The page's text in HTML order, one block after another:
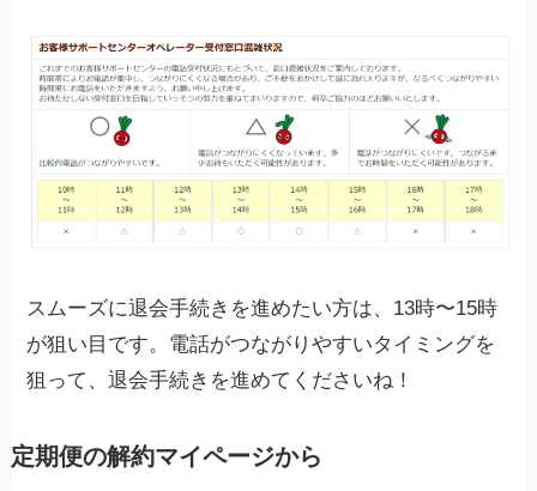
スムーズに退会手続きを進めたい方は、13時〜15時
が狙い目です。電話がつながりやすいタイミングを
狙って、退会手続きを進めてくださいね！
定期便の解約マイページから